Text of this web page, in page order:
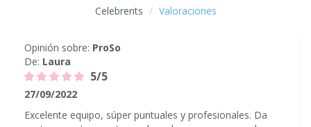
Celebrents Valoraciones
Opinión sobre: ProSo
De: Laura
5/5
27/09/2022
Excelente equipo, súper puntuales y profesionales. Da